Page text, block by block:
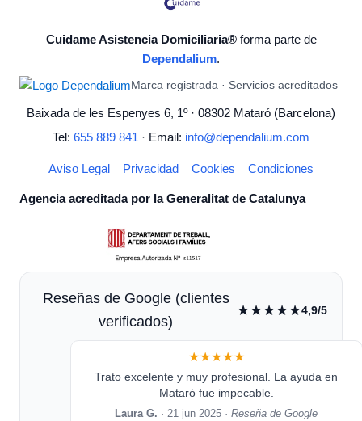
Cuidame Asistencia Domiciliaria®forma parte de
Dependalium.
Marca registrada · Servicios acreditados
Baixada de les Espenyes 6, 1º · 08302 Mataró (Barcelona)
Tel: 655 889 841 · Email: info@dependalium.com
Aviso Legal Privacidad Cookies Condiciones
Agencia acreditada por la Generalitat de Catalunya
Reseñas de Google (clientes
verificados)
★★★★★4,9/5
★★★★★
Trato excelente y muy profesional. La ayuda en
Mataró fue impecable.
Laura G. · 21 jun 2025 ·Reseña de Google